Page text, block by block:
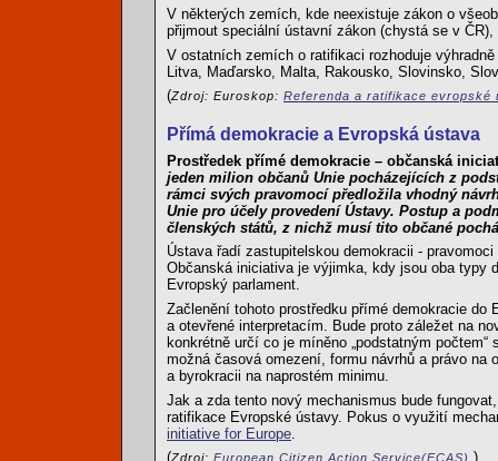
V některých zemích, kde neexistuje zákon o
přijmout speciální ústavní zákon (chystá se v
V ostatních zemích o ratifikaci rozhoduje
Litva, Maďarsko, Malta, Rakousko, Slovinsko,
(Zdroj: Euroskop: Referenda a ratifikace evropské
Přímá demokracie a Evropská ústava
Prostředek přímé demokracie – občanská
jeden milion občanů Unie pocházejících z
rámci svých pravomocí předložila vhodný
Unie pro účely provedení Ústavy. Postup a
členských států, z nichž musí tito občané
Ústava řadí zastupitelskou demokracii -
Občanská iniciativa je výjimka, kdy jsou oba typy
Evropský parlament.
Začlenění tohoto prostředku přímé demokracie
a otevřené interpretacím. Bude proto záležet na
konkrétně určí co je míněno „podstatným
možná časová omezení, formu návrhů a právo
a byrokracii na naprostém minimu.
Jak a zda tento nový mechanismus bude
ratifikace Evropské ústavy. Pokus o využití
initiative for Europe
(Zdroj: European Citizen Action Service(ECAS) )